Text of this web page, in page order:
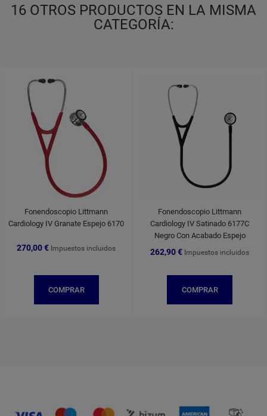
16 OTROS PRODUCTOS EN LA MISMA
CATEGORÍA:
Fonendoscopio Littmann
Cardiology IV Granate Espejo 6170
270,00 € Impuestos incluidos
COMPRAR
Fonendoscopio Littmann
Cardiology IV Satinado 6177C
Negro Con Acabado Espejo
262,90 € Impuestos incluidos
COMPRAR